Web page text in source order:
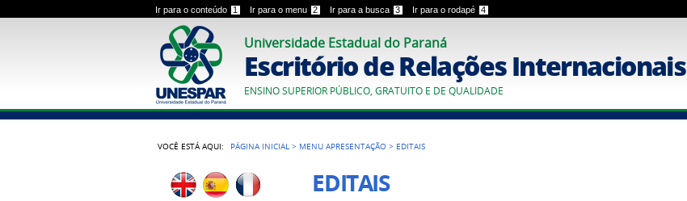
Ir para o conteúdo 1 Ir para o menu 2 Ir para a busca 3 Ir para o rodapé 4
Universidade Estadual do Paraná
Escritório de Relações Internacionais
ENSINO SUPERIOR PÚBLICO, GRATUITO E DE QUALIDADE
VOCÊ ESTÁ AQUI: PÁGINA INICIAL > MENU APRESENTAÇÃO > EDITAIS
EDITAIS